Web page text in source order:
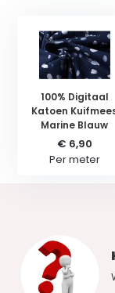
100% Digitaal
Katoen
Marine Blauw
€ 6,90
Per meter